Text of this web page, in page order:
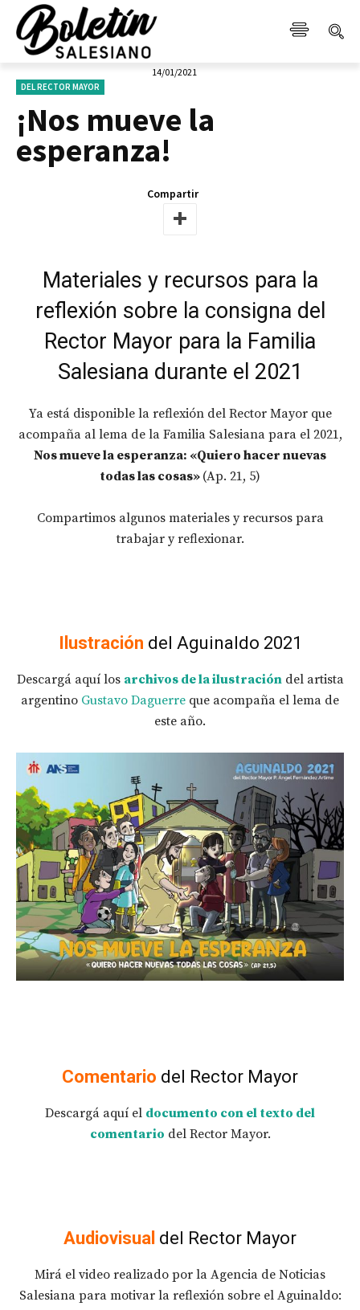
14/01/2021
DEL RECTOR MAYOR
¡Nos mueve la
esperanza!
Compartir
Materiales y recursos para la
reflexión sobre la consigna del
Rector Mayor para la Familia
Salesiana durante el 2021
Ya está disponible la reflexión del Rector Mayor que
acompaña al lema de la Familia Salesiana para el 2021,
Nos mueve la esperanza: «Quiero hacer nuevas
todas las cosas» (Ap. 21, 5)
Compartimos algunos materiales y recursos para
trabajar y reflexionar.
Ilustración del Aguinaldo 2021
Descargá aquí los archivos de la ilustracióndel artista
argentino Gustavo Daguerre que acompaña el lema de
este año.
Comentario del Rector Mayor
Descargá aquí el documento con el texto del
comentario del Rector Mayor.
Audiovisual del Rector Mayor
Mirá el video realizado por la Agencia de Noticias
Salesiana para motivar la reflexión sobre el Aguinaldo: